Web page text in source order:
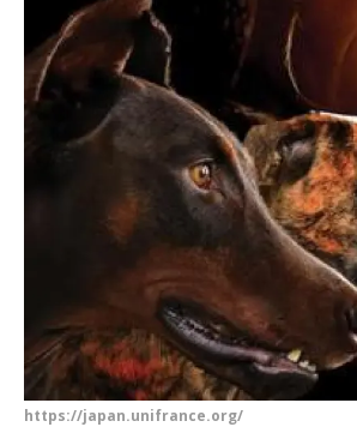
https://japan.unifrance.org/